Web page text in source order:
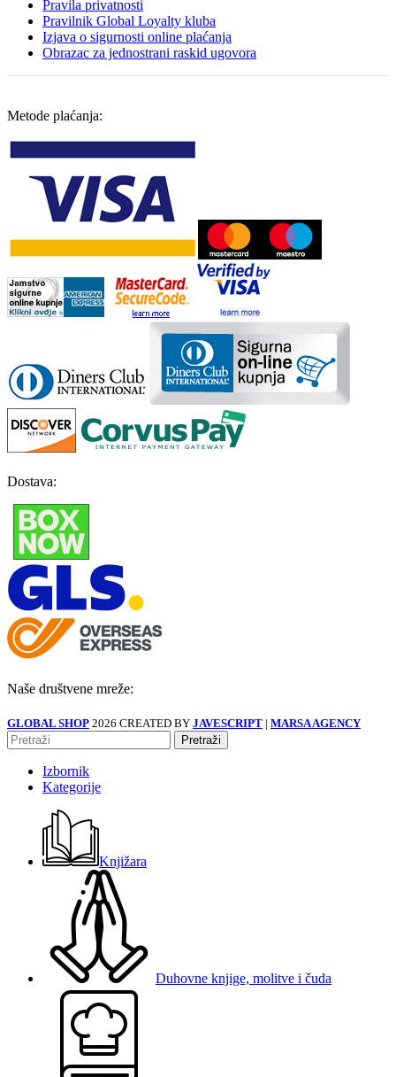
Pravila privatnosti
Pravilnik Global Loyalty kluba
Izjava o sigurnosti online plaćanja
Obrazac za jednostrani raskid ugovora
Metode plaćanja:
Dostava:
Naše društvene mreže:
GLOBAL SHOP 2026 CREATED BY JAVESCRIPT | MARSA AGENCY
Pretraži
Izbornik
Kategorije
Knjižara
Duhovne knjige, molitve i čuda